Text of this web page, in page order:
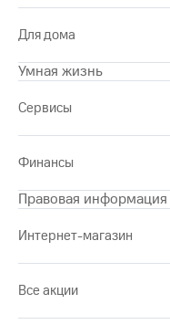
Оформить
SIM-
карта
красивый
Заменить
карту
МТС
Выберите
и подключите
тарифом
ТВ и телефон
Для дома
Умная жизнь
Сервисы
Финансы
Правовая
Интернет-магазин
Все акции